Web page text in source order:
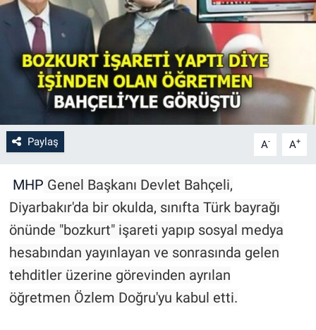
Paylaş A- A+
MHP Genel Başkanı Devlet Bahçeli,
Diyarbakır'da bir okulda, sınıfta Türk bayrağı
önünde "bozkurt" işareti yapıp sosyal medya
hesabından yayınlayan ve sonrasında gelen
tehditler üzerine görevinden ayrılan
öğretmen Özlem Doğru'yu kabul etti.